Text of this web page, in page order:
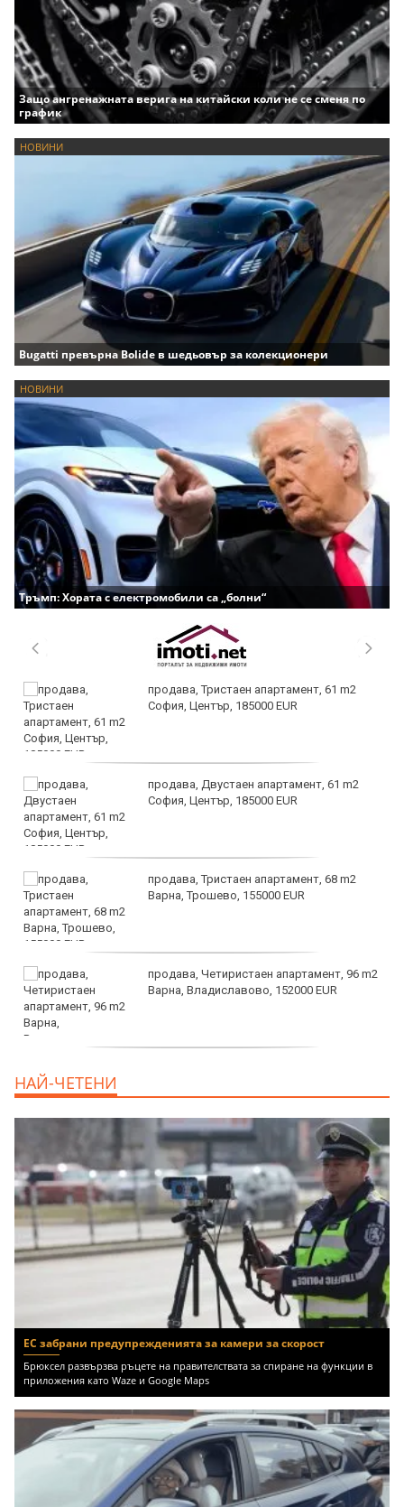
Защо ангренажната верига на китайски коли не се сменя по
график
НОВИНИ
Bugatti превърна Bolide в шедьовър за колекционери
НОВИНИ
Тръмп: Хората с електромобили са „болни“
продава, Тристаен апартамент, 61 m2
София, Център, 185000 EUR
продава, Двустаен апартамент, 61 m2
София, Център, 185000 EUR
продава, Тристаен апартамент, 68 m2
Варна, Трошево, 155000 EUR
продава, Четиристаен апартамент, 96 m2
Варна, Владиславово, 152000 EUR
НАЙ-ЧЕТЕНИ
ЕС забрани предупрежденията за камери за скорост
Брюксел развързва ръцете на правителствата за спиране на функции в
приложения като Waze и Google Maps